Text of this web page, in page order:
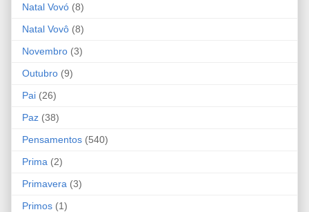
Natal Vovó (8)
Natal Vovô (8)
Novembro (3)
Outubro (9)
Pai (26)
Paz (38)
Pensamentos (540)
Prima (2)
Primavera (3)
Primos (1)